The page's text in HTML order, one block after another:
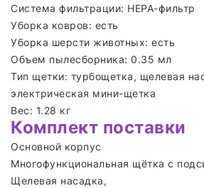
Система фильтрации: HEPA-фильтр
Уборка ковров: есть
Уборка шерсти животных: есть
Объем пылесборника: 0.35 мл
Тип щетки: турбощетка, щелевая
электрическая мини-щетка
Вес: 1.28 кг
Комплект поставки
Основной корпус
Многофункциональная щётка с
Щелевая насадка,